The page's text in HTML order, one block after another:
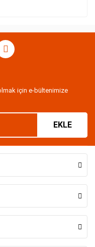
için e-bültenimize
EKLE